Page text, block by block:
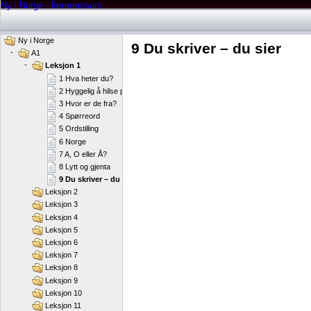
Ny i Norge - lærerressurs
9 Du skriver – du sier
Ny i Norge
-
A1
-
Leksjon 1
1 Hva heter du?
2 Hyggelig å hilse på deg!
3 Hvor er de fra?
4 Spørreord
5 Ordstilling
6 Norge
7 A, O eller Å?
8 Lytt og gjenta
9 Du skriver – du sier
Leksjon 2
Leksjon 3
Leksjon 4
Leksjon 5
Leksjon 6
Leksjon 7
Leksjon 8
Leksjon 9
Leksjon 10
Leksjon 11